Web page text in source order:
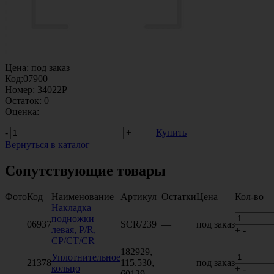
Цена: под заказ
Код:07900
Номер: 34022P
Остаток: 0
Оценка:
-
+
Купить
Вернуться в каталог
Сопутствующие товары
ФотоКод Наименование Артикул ОстаткиЦена Кол-во
06937
Накладка
подножки
левая, P/R,
CP/CT/CR
SCR/239 — под заказ
+ -
21378
Уплотнительное
кольцо
182929,
115.530,
— под заказ
+ -